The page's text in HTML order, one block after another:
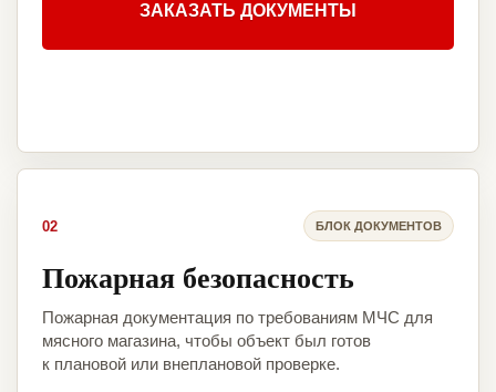
ЗАКАЗАТЬ ДОКУМЕНТЫ
02 БЛОК ДОКУМЕНТОВ
Пожарная безопасность
Пожарная документация по требованиям МЧС для
мясного магазина, чтобы объект был готов
к плановой или внеплановой проверке.